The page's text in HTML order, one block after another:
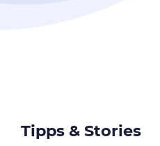
Tipps & Stories